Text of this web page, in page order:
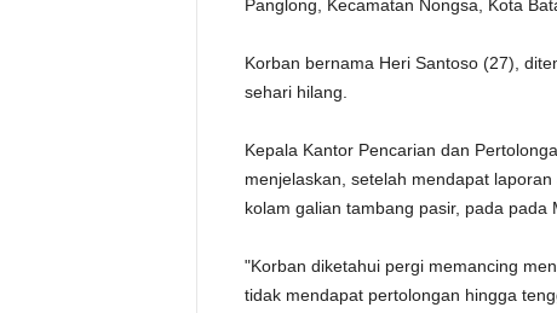
Panglong, Kecamatan Nongsa, Kota
Korban bernama Heri Santoso (27),
sehari hilang.
Kepala Kantor Pencarian dan
menjelaskan, setelah mendapat
kolam galian tambang pasir, pada pada
"Korban diketahui pergi memancing
tidak mendapat pertolongan hingga